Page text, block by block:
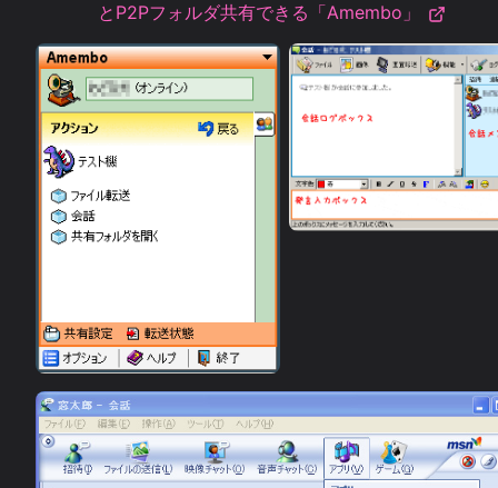
とP2Pフォルダ共有できる「Amembo」